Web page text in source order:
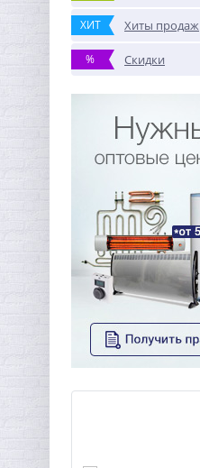
ХИТ Хиты продаж
% Скидки